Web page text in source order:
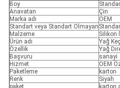
Boy
Anavatan
Çin
Marka adı
OEM
Standart veya Standart Olmayan
Malzeme
Silikon
Ürün adı
Yağ
Özellik
Yağ
Başvuru
sanayi
Hizmet
OEM
Paketleme
karton
Renk
Siyah